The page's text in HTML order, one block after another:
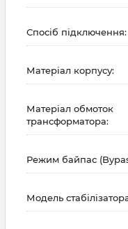
Спосіб підключення:
Матеріал корпусу:
Матеріал обмоток
трансформатора:
Режим байпас
Модель